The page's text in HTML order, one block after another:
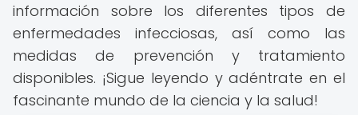
información sobre los diferentes tipos de
enfermedades infecciosas, así como las
medidas de prevención y tratamiento
disponibles. ¡Sigue leyendo y adéntrate en el
fascinante mundo de la ciencia y la salud!